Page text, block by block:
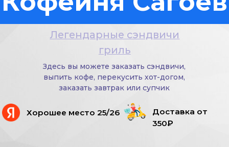
Доставка от
350₽
Хорошее место 25/26